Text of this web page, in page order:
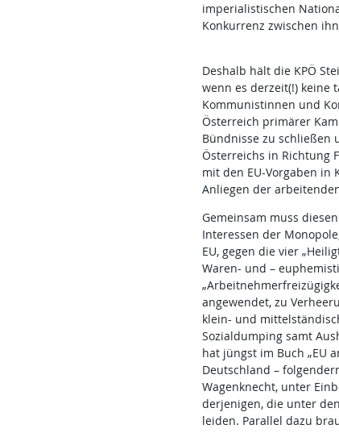
imperialistischen
Konkurrenz zwischen
Deshalb hält die KPÖ
wenn es derzeit(!) keine
Kommunistinnen und
Österreich primärer
Bündnisse zu schließen
Österreichs in Richtung
mit den EU-Vorgaben in
Anliegen der
Gemeinsam muss
Interessen der
EU, gegen die vier
Waren- und –
angewendet, zu
klein- und
Sozialdumping samt
hat jüngst im Buch „EU
Deutschland –
Wagenknecht, unter
derjenigen, die unter
leiden. Parallel dazu